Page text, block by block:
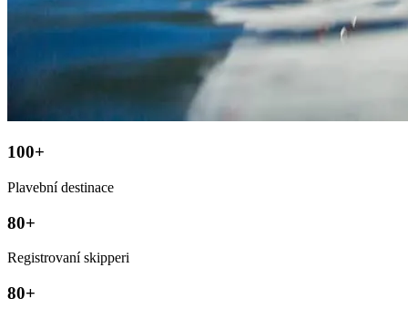
100+
Plavební destinace
80+
Registrovaní skipperi
80+